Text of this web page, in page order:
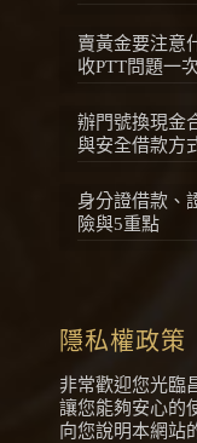
賣黃金要注意
收PTT問題一
辦門號換現金
與安全借款方
身分證借款、
險與5重點
隱私權政策
非常歡迎您光臨
讓您能夠安心的
向您說明本網站